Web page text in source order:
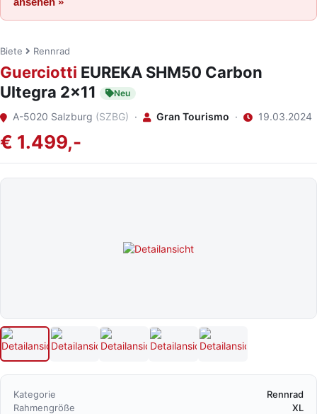
Biete Rennrad
Guerciotti EUREKA SHM50 Carbon
Ultegra 2x11
Neu
A-5020 Salzburg (SZBG) · Gran Tourismo · 19.03.2024
€ 1.499,-
Kategorie
Rennrad
Rahmengröße
XL